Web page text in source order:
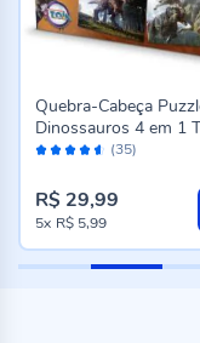
Avaliação: (35)
Quebra-Cabeça
Dinossauros 4 em 1
12150
R$ 29,99
5x R$ 5,99